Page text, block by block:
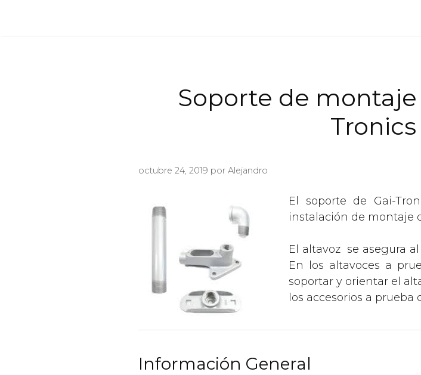
Soporte de montaje
Tronics
octubre 24, 2019 por Alejandro
El soporte de Gai-
instalación de montaje
El altavoz se asegura
En los altavoces a
soportar y orientar el
los accesorios a prueba
Información General